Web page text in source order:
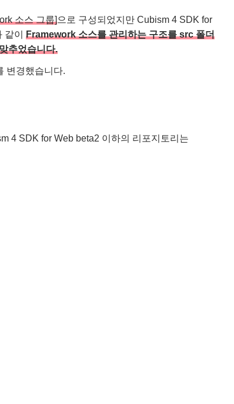
소스 그룹]으로 구성되었지만 Cubism 4 SDK for
같이 Framework 소스를 관리하는 구조를 src 폴더
추었습니다.
변경했습니다.
4 SDK for Web beta2 이하의 리포지토리는